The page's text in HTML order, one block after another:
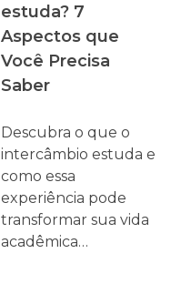
estuda? 7
Aspectos que
Você Precisa
Saber
Descubra o que o
intercâmbio estuda e
como essa
experiência pode
transformar sua vida
acadêmica…